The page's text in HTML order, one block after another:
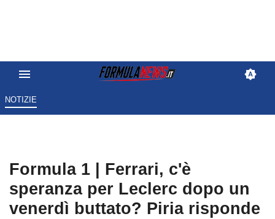
NOTIZIE
Formula 1 | Ferrari, c'è
speranza per Leclerc dopo un
venerdì buttato? Piria risponde